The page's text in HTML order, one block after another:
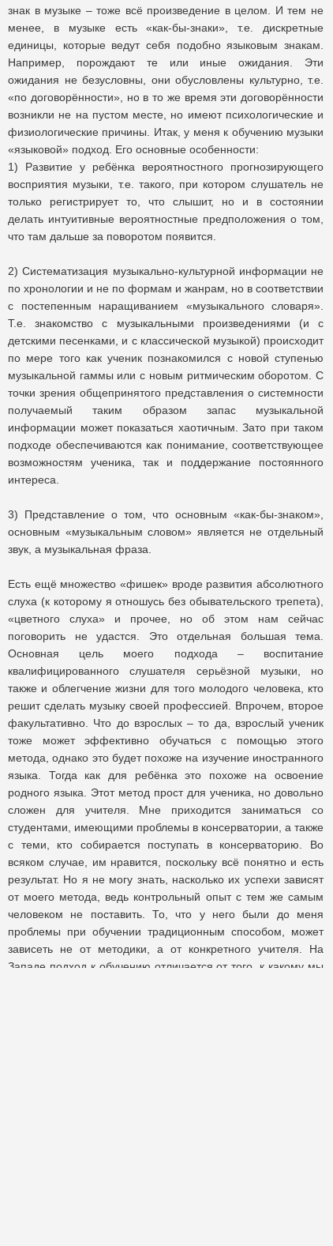
знак в музыке – тоже всё произведение в целом. И тем не
менее, в музыке есть «как-бы-знаки», т.е. дискретные
единицы, которые ведут себя подобно языковым знакам.
Например, порождают те или иные ожидания. Эти
ожидания не безусловны, они обусловлены культурно, т.е.
«по договорённости», но в то же время эти договорённости
возникли не на пустом месте, но имеют психологические и
физиологические причины. Итак, у меня к обучению музыки
«языковой» подход. Его основные особенности:
1) Развитие у ребёнка вероятностного прогнозирующего
восприятия музыки, т.е. такого, при котором слушатель не
только регистрирует то, что слышит, но и в состоянии
делать интуитивные вероятностные предположения о том,
что там дальше за поворотом появится.
2) Систематизация музыкально-культурной информации не
по хронологии и не по формам и жанрам, но в соответствии
с постепенным наращиванием «музыкального словаря».
Т.е. знакомство с музыкальными произведениями (и с
детскими песенками, и с классической музыкой) происходит
по мере того как ученик познакомился с новой ступенью
музыкальной гаммы или с новым ритмическим оборотом. С
точки зрения общепринятого представления о системности
получаемый таким образом запас музыкальной
информации может показаться хаотичным. Зато при таком
подходе обеспечиваются как понимание, соответствующее
возможностям ученика, так и поддержание постоянного
интереса.
3) Представление о том, что основным «как-бы-знаком»,
основным «музыкальным словом» является не отдельный
звук, а музыкальная фраза.
Есть ещё множество «фишек» вроде развития абсолютного
слуха (к которому я отношусь без обывательского трепета),
«цветного слуха» и прочее, но об этом нам сейчас
поговорить не удастся. Это отдельная большая тема.
Основная цель моего подхода – воспитание
квалифицированного слушателя серьёзной музыки, но
также и облегчение жизни для того молодого человека, кто
решит сделать музыку своей профессией. Впрочем, второе
факультативно. Что до взрослых – то да, взрослый ученик
тоже может эффективно обучаться с помощью этого
метода, однако это будет похоже на изучение иностранного
языка. Тогда как для ребёнка это похоже на освоение
родного языка. Этот метод прост для ученика, но довольно
сложен для учителя. Мне приходится заниматься со
студентами, имеющими проблемы в консерватории, а также
с теми, кто собирается поступать в консерваторию. Во
всяком случае, им нравится, поскольку всё понятно и есть
результат. Но я не могу знать, насколько их успехи зависят
от моего метода, ведь контрольный опыт с тем же самым
человеком не поставить. То, что у него были до меня
проблемы при обучении традиционным способом, может
зависеть не от методики, а от конкретного учителя. На
Западе подход к обучению отличается от того, к какому мы